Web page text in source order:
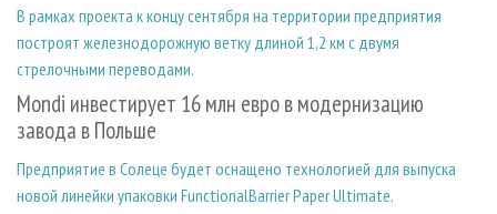
В рамках проекта к концу сентября на территории предприятия
построят железнодорожную ветку длиной 1,2 км с двумя
стрелочными переводами.
Mondi инвестирует 16 млн евро в модернизацию
завода в Польше
Предприятие в Солеце будет оснащено технологией для выпуска
новой линейки упаковки FunctionalBarrier Paper Ultimate.